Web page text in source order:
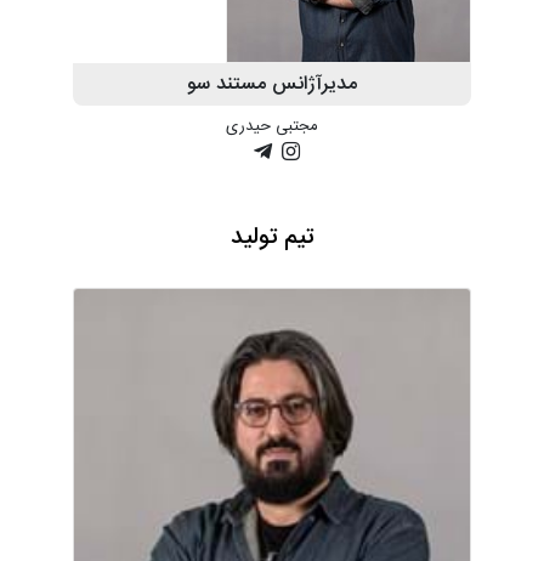
مدیرآژانس مستند سو
مجتبی حیدری
تیم تولید